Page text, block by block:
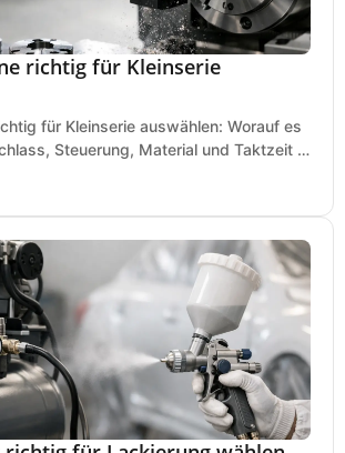
richtig für Kleinserie
für Kleinserie auswählen: Worauf es
Steuerung, Material und Taktzeit in